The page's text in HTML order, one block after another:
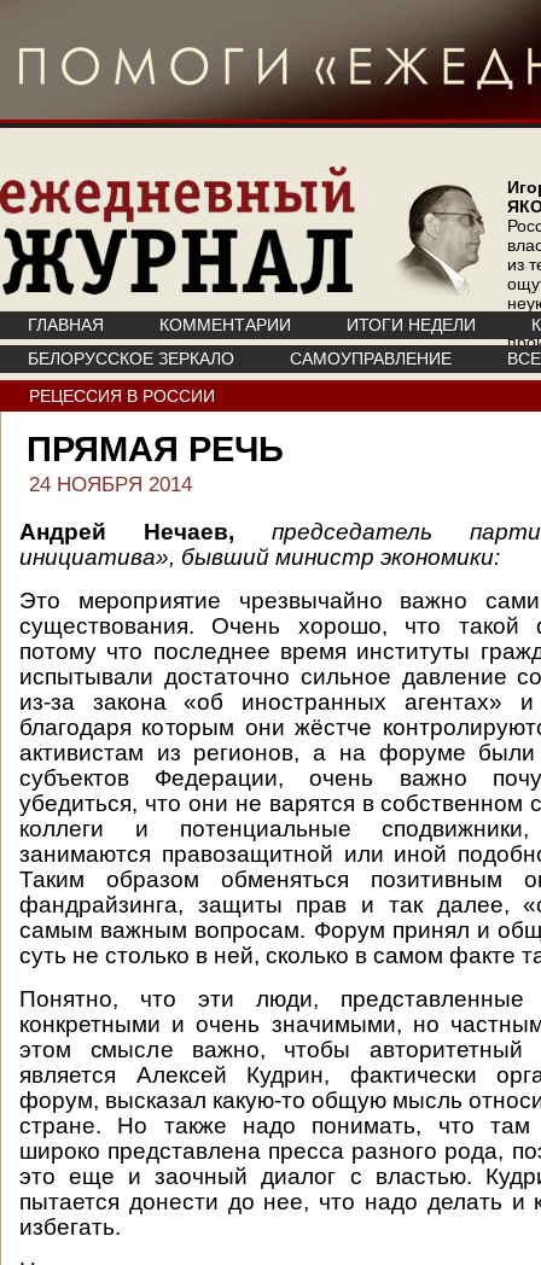
из
ГЛАВНАЯ КОММЕНТАРИИ ИТОГИ НЕДЕЛИ
БЕЛОРУССКОЕ ЗЕРКАЛО
САМОУПРАВЛЕНИЕ
РЕЦЕССИЯ В РОССИИ
ПРЯМАЯ РЕЧЬ
24 НОЯБРЯ 2014
Андрей Нечаев,
председатель
инициатива», бывший министр экономики:
Это мероприятие чрезвычайно важно
существования. Очень хорошо, что такой
потому что последнее время институты
испытывали достаточно сильное давление
из-за закона «об иностранных агентах»
благодаря которым они жёстче
активистам из регионов, а на форуме
субъектов Федерации, очень важно
убедиться, что они не варятся в собственном
коллеги и потенциальные
занимаются правозащитной или иной
Таким образом обменяться позитивным
фандрайзинга, защиты прав и так далее,
самым важным вопросам. Форум принял и
суть не столько в ней, сколько в самом факте
Понятно, что эти люди, представленные
конкретными и очень значимыми, но
этом смысле важно, чтобы авторитетный
является Алексей Кудрин, фактически
форум, высказал какую-то общую мысль
стране. Но также надо понимать, что там
широко представлена пресса разного рода,
это еще и заочный диалог с властью.
пытается донести до нее, что надо делать и
избегать.